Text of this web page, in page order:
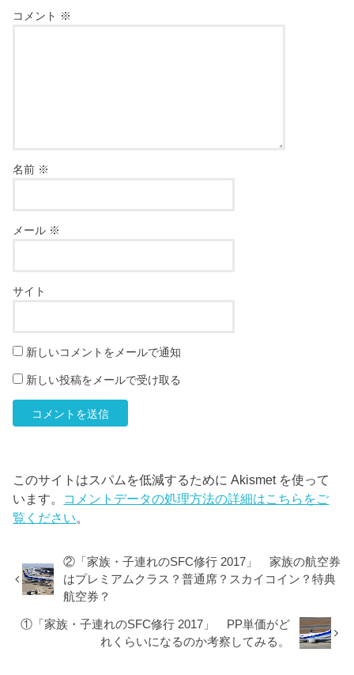
コメント ※
名前 ※
メール ※
サイト
新しいコメントをメールで通知
新しい投稿をメールで受け取る
このサイトはスパムを低減するために Akismet を使って
います。 コメントデータの処理方法の詳細はこちらをご
覧ください。
②「家族・子連れのSFC修行 2017」 家族の航空券
はプレミアムクラス？普通席？スカイコイン？特典
航空券？
①「家族・子連れのSFC修行 2017」 PP単価がど
れくらいになるのか考察してみる。